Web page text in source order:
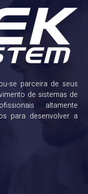
se parceira de seus
de sistemas de
altamente
para desenvolver a